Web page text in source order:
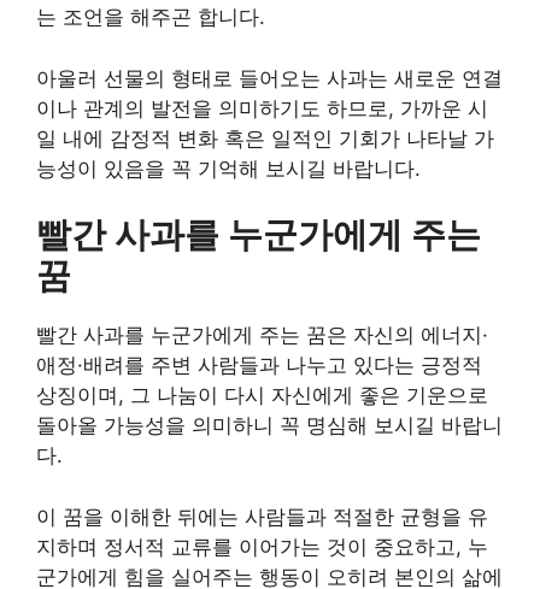
는 조언을 해주곤 합니다.
아울러 선물의 형태로 들어오는 사과는 새로운 연결
이나 관계의 발전을 의미하기도 하므로, 가까운 시
일 내에 감정적 변화 혹은 일적인 기회가 나타날 가
능성이 있음을 꼭 기억해 보시길 바랍니다.
빨간 사과를 누군가에게 주는
꿈
빨간 사과를 누군가에게 주는 꿈은 자신의 에너지·
애정·배려를 주변 사람들과 나누고 있다는 긍정적
상징이며, 그 나눔이 다시 자신에게 좋은 기운으로
돌아올 가능성을 의미하니 꼭 명심해 보시길 바랍니
다.
이 꿈을 이해한 뒤에는 사람들과 적절한 균형을 유
지하며 정서적 교류를 이어가는 것이 중요하고, 누
군가에게 힘을 실어주는 행동이 오히려 본인의 삶에